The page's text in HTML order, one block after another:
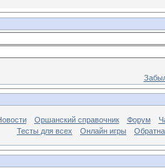
Оршанский справочник Форум
Тесты для всех
Онлайн игры